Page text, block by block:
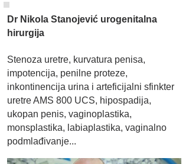
Dr Nikola Stanojević urogenitalna
hirurgija
Stenoza uretre, kurvatura penisa,
impotencija, penilne proteze,
inkontinencija urina i arteficijalni sfinkter
uretre AMS 800 UCS, hipospadija,
ukopan penis, vaginoplastika,
monsplastika, labiaplastika, vaginalno
podmlađivanje...